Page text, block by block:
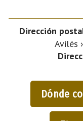
Dirección
Avilés
Dónde